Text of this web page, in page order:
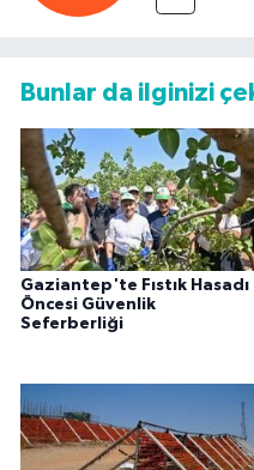
Bunlar da ilginizi
Gaziantep'te Fıstık Hasadı
Öncesi Güvenlik
Seferberliği